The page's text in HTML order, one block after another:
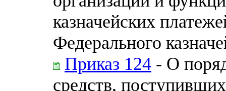
казначейских
Федерального
Приказ 124 - О
средств,